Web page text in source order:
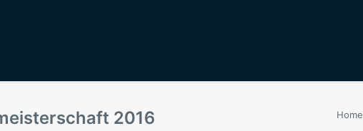
2016 Home